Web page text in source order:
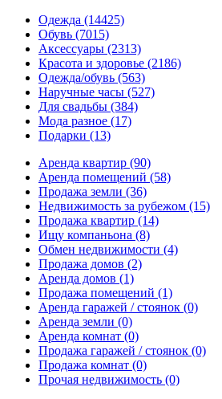
Одежда (14425)
Обувь (7015)
Аксессуары (2313)
Красота и здоровье (2186)
Одежда/обувь (563)
Наручные часы (527)
Для свадьбы (384)
Мода разное (17)
Подарки (13)
Аренда квартир (90)
Аренда помещений (58)
Продажа земли (36)
Недвижимость за рубежом (15)
Продажа квартир (14)
Ищу компаньона (8)
Обмен недвижимости (4)
Продажа домов (2)
Аренда домов (1)
Продажа помещений (1)
Аренда гаражей / стоянок (0)
Аренда земли (0)
Аренда комнат (0)
Продажа гаражей / стоянок (0)
Продажа комнат (0)
Прочая недвижимость (0)